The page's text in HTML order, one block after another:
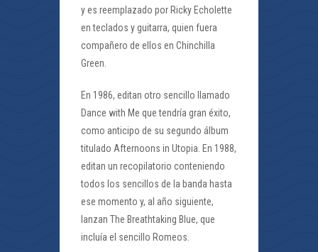
y es reemplazado por Ricky Echolette
en teclados y guitarra, quien fuera
compañero de ellos en Chinchilla
Green.
En 1986, editan otro sencillo llamado
Dance with Me que tendría gran éxito,
como anticipo de su segundo álbum
titulado Afternoons in Utopia. En 1988,
editan un recopilatorio conteniendo
todos los sencillos de la banda hasta
ese momento y, al año siguiente,
lanzan The Breathtaking Blue, que
incluía el sencillo Romeos.